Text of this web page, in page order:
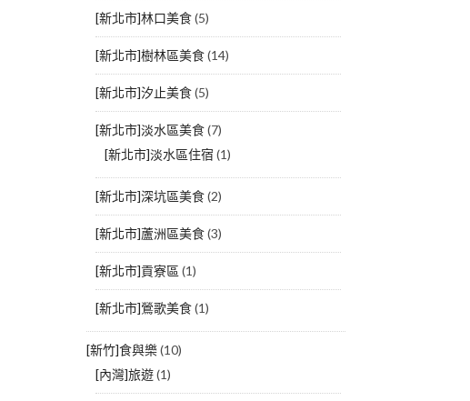
[新北市]林口美食(5)
[新北市]樹林區美食(14)
[新北市]汐止美食(5)
[新北市]淡水區美食(7)
[新北市]淡水區住宿 (1)
[新北市]深坑區美食(2)
[新北市]蘆洲區美食(3)
[新北市]貢寮區 (1)
[新北市]鶯歌美食(1)
[新竹]食與樂(10)
[內灣]旅遊(1)